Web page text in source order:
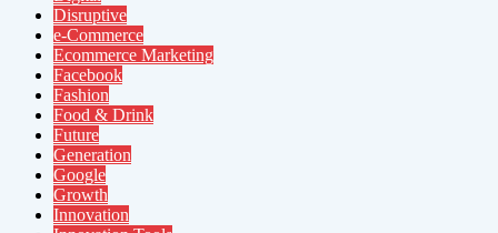
Disruptive
e-Commerce
Ecommerce Marketing
Facebook
Fashion
Food & Drink
Future
Generation
Google
Growth
Innovation